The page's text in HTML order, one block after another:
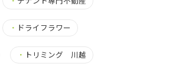
・ ドライフラワー
・ トリミング 川越